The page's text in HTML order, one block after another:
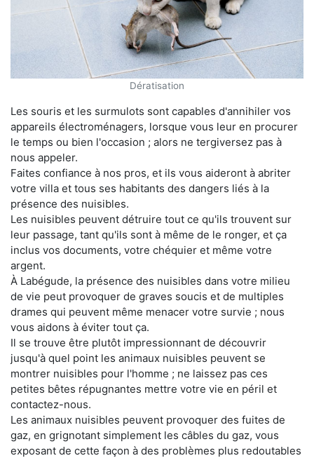
Dératisation
Les souris et les surmulots sont capables d'annihiler vos
appareils électroménagers, lorsque vous leur en procurer
le temps ou bien l'occasion ; alors ne tergiversez pas à
nous appeler.
Faites confiance à nos pros, et ils vous aideront à abriter
votre villa et tous ses habitants des dangers liés à la
présence des nuisibles.
Les nuisibles peuvent détruire tout ce qu'ils trouvent sur
leur passage, tant qu'ils sont à même de le ronger, et ça
inclus vos documents, votre chéquier et même votre
argent.
À Labégude, la présence des nuisibles dans votre milieu
de vie peut provoquer de graves soucis et de multiples
drames qui peuvent même menacer votre survie ; nous
vous aidons à éviter tout ça.
Il se trouve être plutôt impressionnant de découvrir
jusqu'à quel point les animaux nuisibles peuvent se
montrer nuisibles pour l'homme ; ne laissez pas ces
petites bêtes répugnantes mettre votre vie en péril et
contactez-nous.
Les animaux nuisibles peuvent provoquer des fuites de
gaz, en grignotant simplement les câbles du gaz, vous
exposant de cette façon à des problèmes plus redoutables